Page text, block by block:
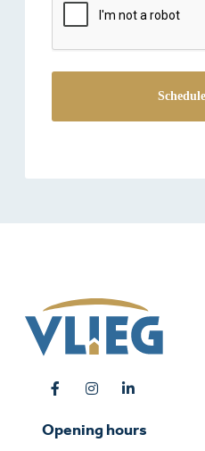
Opening hours